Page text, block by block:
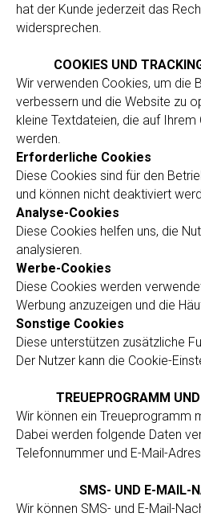
hat der Kunde jederzeit das
widersprechen.
COOKIES UND
Wir verwenden Cookies, um die
verbessern und die Website zu
kleine Textdateien, die auf
werden.
Erforderliche Cookies
Diese Cookies sind für den
und können nicht deaktiviert
Analyse-Cookies
Diese Cookies helfen uns, die
analysieren.
Werbe-Cookies
Diese Cookies werden
Werbung anzuzeigen und die
Sonstige Cookies
Diese unterstützen zusätzliche
Der Nutzer kann die Cookie-
TREUEPROGRAMM
Wir können ein Treueprogramm
Dabei werden folgende Daten
Telefonnummer und E-Mail-
SMS- UND E-MAIL-
Wir können SMS- und E-Mail-